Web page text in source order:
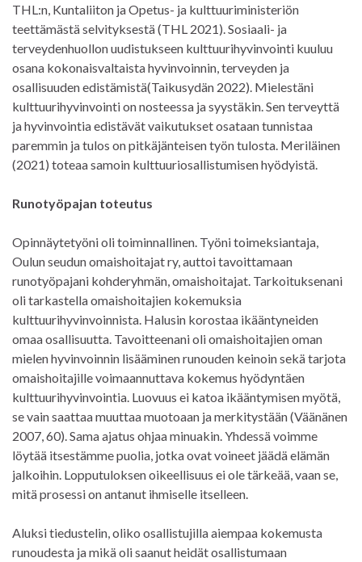
THL:n, Kuntaliiton ja Opetus- ja kulttuuriministeriön
teettämästä selvityksestä (THL 2021). Sosiaali- ja
terveydenhuollon uudistukseen kulttuurihyvinvointi kuuluu
osana kokonaisvaltaista hyvinvoinnin, terveyden ja
osallisuuden edistämistä(Taikusydän 2022). Mielestäni
kulttuurihyvinvointi on nosteessa ja syystäkin. Sen terveyttä
ja hyvinvointia edistävät vaikutukset osataan tunnistaa
paremmin ja tulos on pitkäjänteisen työn tulosta. Meriläinen
(2021) toteaa samoin kulttuuriosallistumisen hyödyistä.
Runotyöpajan toteutus
Opinnäytetyöni oli toiminnallinen. Työni toimeksiantaja,
Oulun seudun omaishoitajat ry, auttoi tavoittamaan
runotyöpajani kohderyhmän, omaishoitajat. Tarkoituksenani
oli tarkastella omaishoitajien kokemuksia
kulttuurihyvinvoinnista. Halusin korostaa ikääntyneiden
omaa osallisuutta. Tavoitteenani oli omaishoitajien oman
mielen hyvinvoinnin lisääminen runouden keinoin sekä tarjota
omaishoitajille voimaannuttava kokemus hyödyntäen
kulttuurihyvinvointia. Luovuus ei katoa ikääntymisen myötä,
se vain saattaa muuttaa muotoaan ja merkitystään (Väänänen
2007, 60). Sama ajatus ohjaa minuakin. Yhdessä voimme
löytää itsestämme puolia, jotka ovat voineet jäädä elämän
jalkoihin. Lopputuloksen oikeellisuus ei ole tärkeää, vaan se,
mitä prosessi on antanut ihmiselle itselleen.
Aluksi tiedustelin, oliko osallistujilla aiempaa kokemusta
runoudesta ja mikä oli saanut heidät osallistumaan